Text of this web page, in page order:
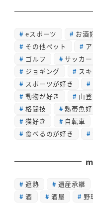
eスポーツ お酒
その他ペット
ゴルフ
サッカー
ジョギング
ス
スポーツが好き
動物が好き
山登
格闘技
熱帯魚好
猫好き
自転車
食べるのが好き
遮熱 遺産承継
酒
酒屋 野